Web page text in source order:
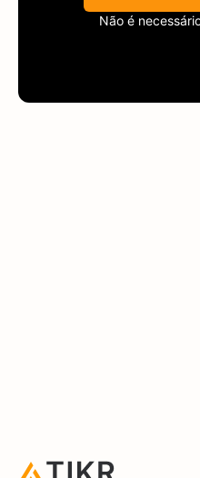
Não é